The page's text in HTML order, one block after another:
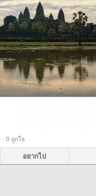
· 0 ถูกใจ
อยากไป